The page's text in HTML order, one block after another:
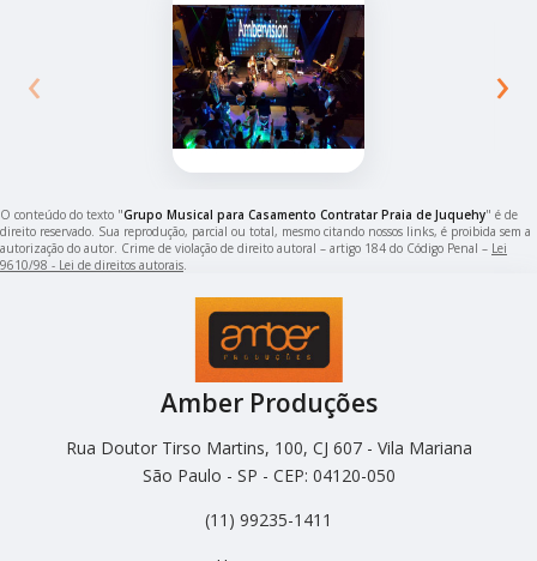
‹ ›
O conteúdo do texto "Grupo Musical para Casamento Contratar Praia de Juquehy" é de
direito reservado. Sua reprodução, parcial ou total, mesmo citando nossos links, é proibida sem a
autorização do autor. Crime de violação de direito autoral – artigo 184 do Código Penal – Lei
9610/98 - Lei de direitos autorais.
Amber Produções
Rua Doutor Tirso Martins, 100, CJ 607 - Vila Mariana
São Paulo - SP - CEP: 04120-050
(11) 99235-1411